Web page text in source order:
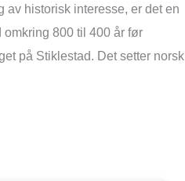
av historisk interesse, er det en
800 til 400 år før
på Stiklestad. Det setter norsk